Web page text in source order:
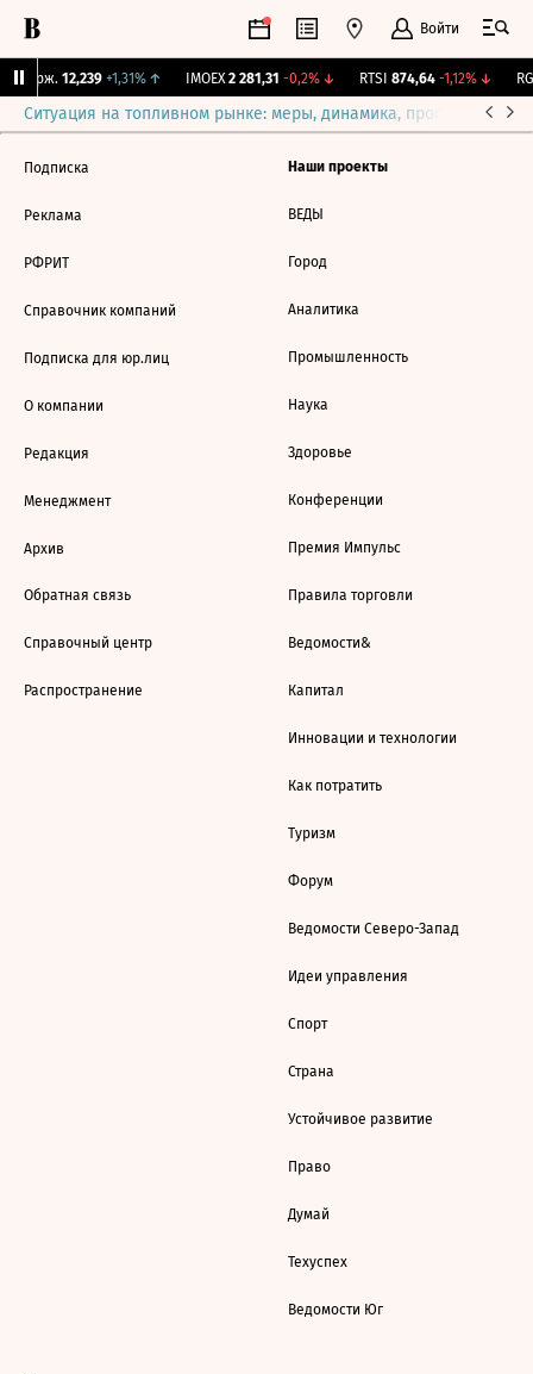
Войти
Бирж. 12,239 +1,31%↑ IMOEX 2 281,31 -0,2%↓ RTSI 874,64 -1,12%↓
Ситуация на топливном рынке: меры, динамика, прогнозы
Подписка
Реклама
РФРИТ
Справочник компаний
Подписка для юр.лиц
О компании
Редакция
Менеджмент
Архив
Обратная связь
Справочный центр
Распространение
Наши проекты
ВЕДЫ
Город
Аналитика
Промышленность
Наука
Здоровье
Конференции
Премия Импульс
Правила торговли
Ведомости&
Капитал
Инновации и технологии
Как потратить
Туризм
Форум
Ведомости Северо-Запад
Идеи управления
Спорт
Страна
Устойчивое развитие
Право
Думай
Техуспех
Ведомости Юг